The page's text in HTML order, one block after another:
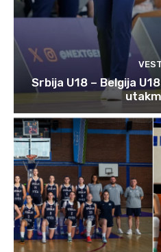
Srbija U18 – Belgija